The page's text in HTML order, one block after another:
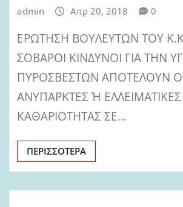
admin Απρ 20, 2018 0
ΕΡΩΤΗΣΗ ΒΟΥΛΕΥΤΩΝ ΤΟΥ
ΣΟΒΑΡΟΙ ΚΙΝΔΥΝΟΙ ΓΙΑ ΤΗΝ
ΠΥΡΟΣΒΕΣΤΩΝ ΑΠΟΤΕΛΟΥΝ
ΑΝΥΠΑΡΚΤΕΣ Ή
ΚΑΘΑΡΙΟΤΗΤΑΣ ΣΕ…
ΠΕΡΙΣΣΌΤΕΡΑ